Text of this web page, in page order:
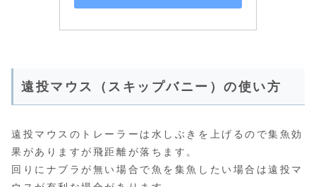
遠投マウス（スキップバニー）の使い方
遠投マウスのトレーラーは水しぶきを上げるので集魚効
果がありますが飛距離が落ちます。
回りにナブラが無い場合で魚を集魚したい場合は遠投マ